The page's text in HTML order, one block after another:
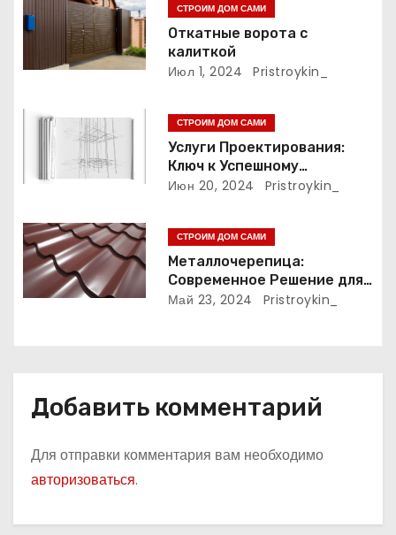
п
а
с
я
СТРОИМ ДОМ САМИ
Откатные ворота с
калиткой
Июл 1, 2024 Pristroykin_
СТРОИМ ДОМ САМИ
Услуги Проектирования:
Ключ к Успешному
Реализации Ваших Идей
Июн 20, 2024 Pristroykin_
СТРОИМ ДОМ САМИ
Металлочерепица:
Современное Решение для
Крыши
Май 23, 2024 Pristroykin_
Добавить комментарий
Для отправки комментария вам необходимо
авторизоваться.